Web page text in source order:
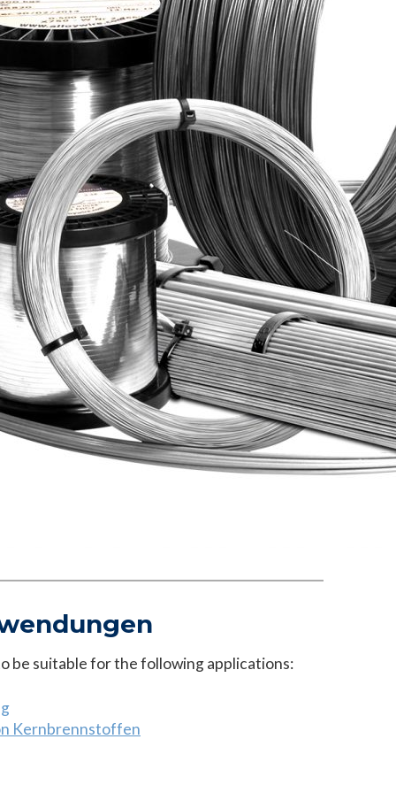
be suitable for the following applications:
Kernbrennstoffen